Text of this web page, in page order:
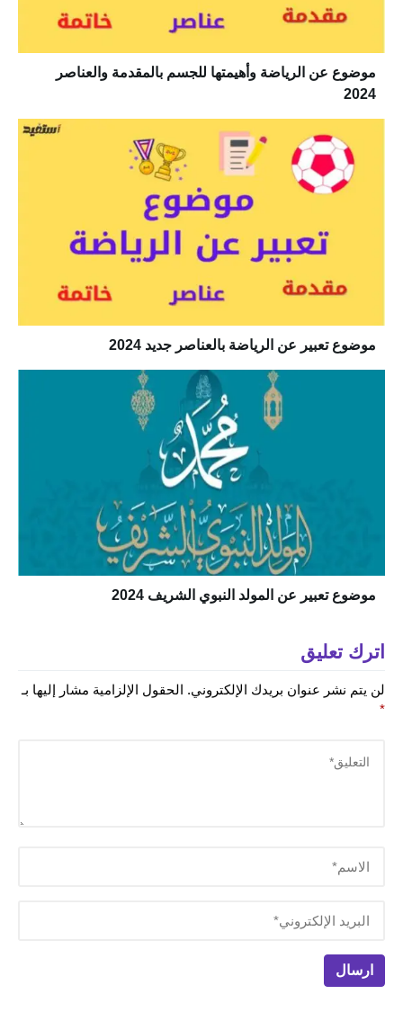
موضوع عن الرياضة وأهيمتها للجسم بالمقدمة والعناصر
2024
موضوع تعبير عن الرياضة بالعناصر جديد 2024
موضوع تعبير عن المولد النبوي الشريف 2024
اترك تعليق
لن يتم نشر عنوان بريدك الإلكتروني. الحقول الإلزامية مشار إليها بـ
*